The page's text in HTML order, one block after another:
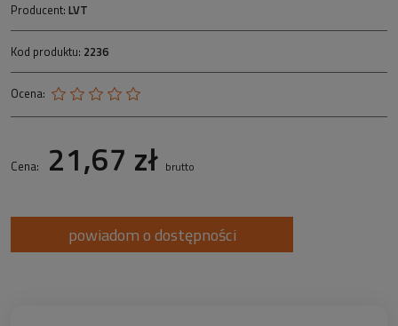
Producent: LVT
Kod produktu: 2236
Ocena:
Cena: 21,67 zł brutto
powiadom o dostępności